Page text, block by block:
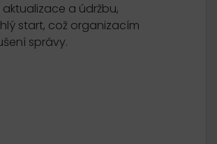
a údržbu,
start, což organizacím
správy.